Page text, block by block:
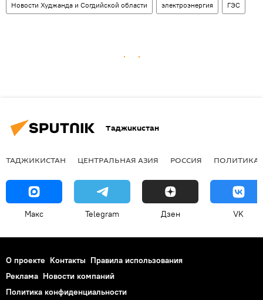
Новости Худжанда и Согдийской области электроэнергия ГЭС
Таджикистан
ТАДЖИКИСТАН ЦЕНТРАЛЬНАЯ АЗИЯ РОССИЯ ПОЛИТИКА
Макс Telegram Дзен VK
О проекте Контакты Правила использования
Реклама Новости компаний
Политика конфиденциальности